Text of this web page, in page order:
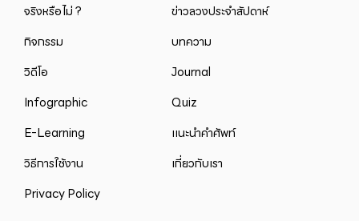
จริงหรือไม่ ?
ข่าวลวงประจำสัปดาห์
กิจกรรม
บทความ
วิดีโอ
Journal
Infographic
Quiz
E-Learning
แนะนำคำศัพท์
วิธีการใช้งาน
เกี่ยวกับเรา
Privacy Policy